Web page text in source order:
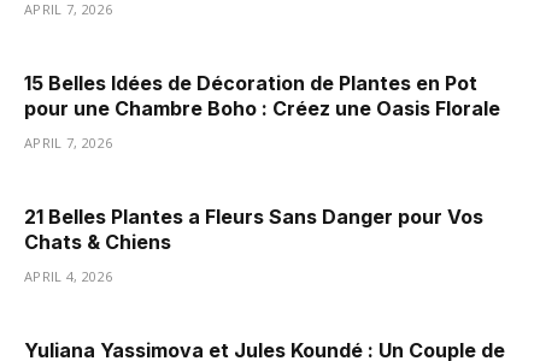
APRIL 7, 2026
15 Belles Idées de Décoration de Plantes en Pot
pour une Chambre Boho : Créez une Oasis Florale
APRIL 7, 2026
21 Belles Plantes a Fleurs Sans Danger pour Vos
Chats & Chiens
APRIL 4, 2026
Yuliana Yassimova et Jules Koundé : Un Couple de